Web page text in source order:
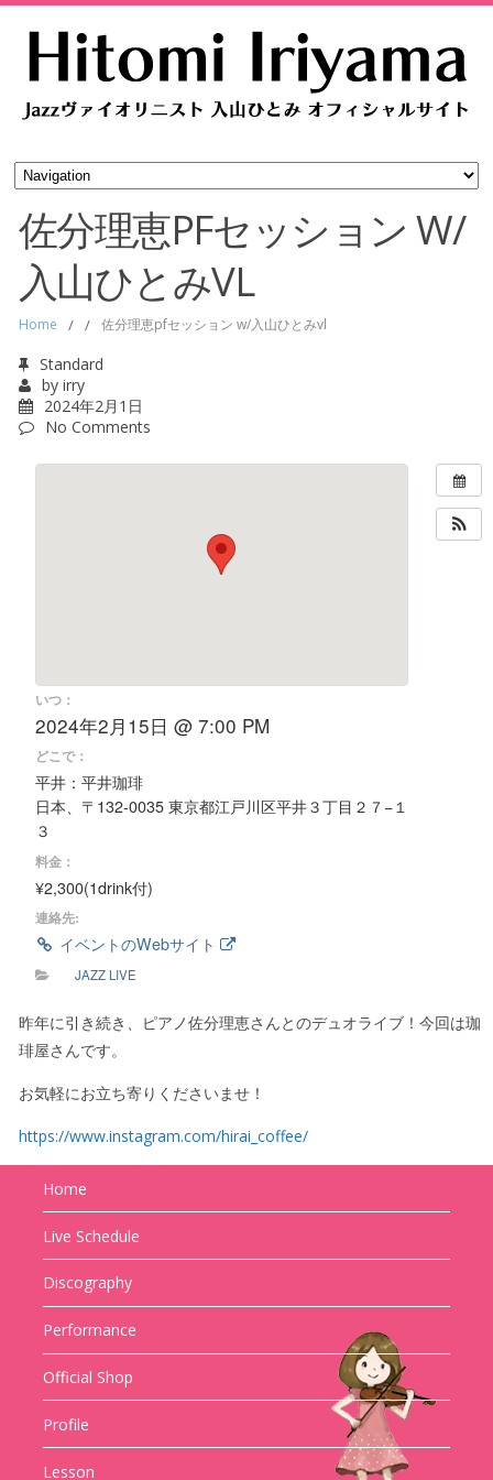
佐分理恵PFセッション W/
入山ひとみVL
Home / / 佐分理恵pfセッション w/入山ひとみvl
Standard
by irry
2024年2月1日
No Comments
いつ：
2024年2月15日 @ 7:00 PM
どこで：
平井：平井珈琲
日本、〒132-0035 東京都江戸川区平井３丁目２７−１
３
料金：
¥2,300(1drink付)
連絡先:
イベントのWebサイト
JAZZ LIVE
昨年に引き続き、ピアノ佐分理恵さんとのデュオライブ！今回は珈
琲屋さんです。
お気軽にお立ち寄りくださいませ！
https://www.instagram.com/hirai_coffee/
Home
Live Schedule
Discography
Performance
Official Shop
Profile
Lesson